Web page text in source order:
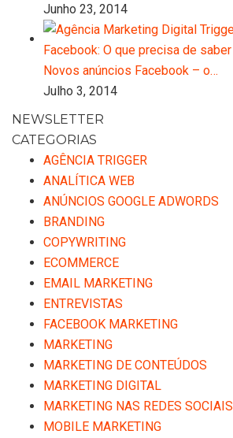
Junho 23, 2014
Novos anúncios Facebook – o…
Julho 3, 2014
NEWSLETTER
CATEGORIAS
AGÊNCIA TRIGGER
ANALÍTICA WEB
ANÚNCIOS GOOGLE ADWORDS
BRANDING
COPYWRITING
ECOMMERCE
EMAIL MARKETING
ENTREVISTAS
FACEBOOK MARKETING
MARKETING
MARKETING DE CONTEÚDOS
MARKETING DIGITAL
MARKETING NAS REDES SOCIAIS
MOBILE MARKETING